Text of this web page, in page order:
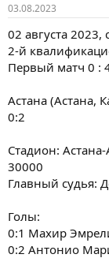
03.08.2023
02 августа 2023,
2-й
Первый матч 0 :
Астана (Астана,
0:2
Стадион:
30000
Главный судья:
Голы:
0:1 Махир
0:2 Антонио